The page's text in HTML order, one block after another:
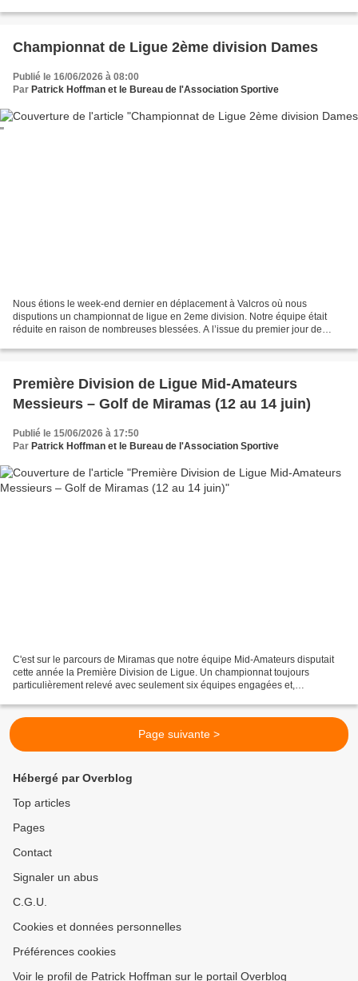
Championnat de Ligue 2ème division Dames
Publié le 16/06/2026 à 08:00
Par Patrick Hoffman et le Bureau de l'Association Sportive
Nous étions le week-end dernier en déplacement à Valcros où nous
disputions un championnat de ligue en 2eme division. Notre équipe était
réduite en raison de nombreuses blessées. A l’issue du premier jour de
Première Division de Ligue Mid-Amateurs
Messieurs – Golf de Miramas (12 au 14 juin)
Publié le 15/06/2026 à 17:50
Par Patrick Hoffman et le Bureau de l'Association Sportive
C'est sur le parcours de Miramas que notre équipe Mid-Amateurs disputait
cette année la Première Division de Ligue. Un championnat toujours
particulièrement relevé avec seulement six équipes engagées et,
Page suivante >
Hébergé par Overblog
Top articles
Pages
Contact
Signaler un abus
C.G.U.
Cookies et données personnelles
Préférences cookies
Voir le profil de Patrick Hoffman sur le portail Overblog